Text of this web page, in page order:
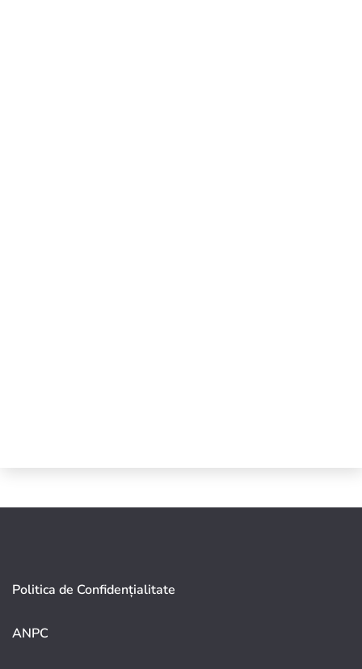
Politica de Confidențialitate
ANPC